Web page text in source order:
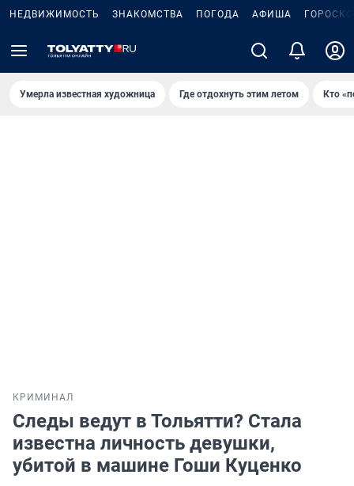
НЕДВИЖИМОСТЬ ЗНАКОМСТВА ПОГОДА АФИША
Умерла известная художница Где отдохнуть этим летом Кто
КРИМИНАЛ
Следы ведут в Тольятти? Стала
известна личность девушки,
убитой в машине Гоши Куценко